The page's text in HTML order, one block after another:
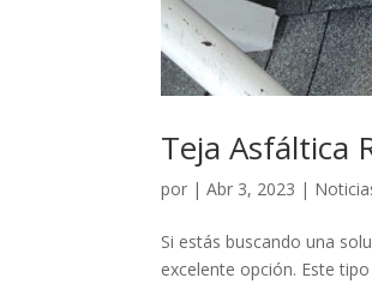
Teja Asfáltica
por |Abr 3, 2023 |
Si estás buscando una
excelente opción. Este